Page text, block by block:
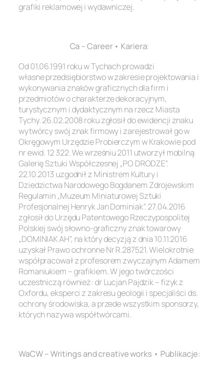
grafiki reklamowej i wydawniczej.
Ca – Career • Kariera:
Od 01.06.1991 roku w Tychach prowadzi
własne przedsiębiorstwo w zakresie projektowania i
wykonywania znaków graficznych dla firm i
przedmiotów o charakterze dekoracyjnym,
turystycznym i dydaktycznym na rzecz Miasta
Tychy. 26.02.2008 roku zgłosił do ewidencji znaku
wytwórcy swój znak firmowy i zarejestrował go w
Okręgowym Urzędzie Probierczym w Krakowie pod
nr ewid. 12 322. We wrześniu 2011 utworzył mobilną
Galerię Sztuki Współczesnej „PO DRODZE”.
22.10.2013 uzgodnił z Ministrem Kultury i
Dziedzictwa Narodowego Bogdanem Zdrojewskim
Regulamin „Muzeum Miniaturowej Sztuki
Profesjonalnej Henryk Jan Dominiak”. 27.04.2016
zgłosił do Urzędu Patentowego Rzeczypospolitej
Polskiej swój słowno-graficzny znak towarowy
„DOMINIAK AH”, na który decyzją z dnia 10.11.2016
uzyskał Prawo ochronne Nr R.287521. Wielokrotnie
współpracował z profesorem zwyczajnym Adamem
Romaniukiem – grafikiem. W jego twórczości
uczestniczą również: dr Lucjan Pajdzik – fizyk z
Oxfordu, eksperci z zakresu geologii i specjaliści ds.
ochrony środowiska, a przede wszystkim sponsorzy,
których nazywa współtwórcami.
WaCW – Writings and creative works • Publikacje: